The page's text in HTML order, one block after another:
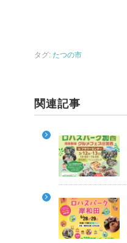
タグ: たつの市
関連記事